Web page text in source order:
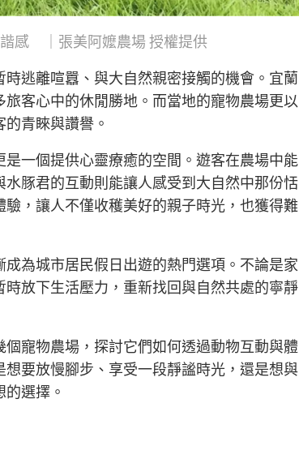
諧感 ｜張美阿嬤農場授權提供
逃離喧囂、與大自然親密接觸的機會。宜蘭
客心中的休閒勝地。而當地的寵物農場更以
青睞與讚譽。
一個提供心靈療癒的空間。遊客在農場中能
豚君的互動則能讓人感受到大自然中那份恬
，讓人不僅收穫美好的親子時光，也獲得難
為城市居民假日出遊的熱門選項。不論是家
放下生活壓力，重新找回與自然共處的寧靜
寵物農場，探討它們如何透過動物互動與體
要放慢腳步、享受一段靜謐時光，還是想與
選擇。